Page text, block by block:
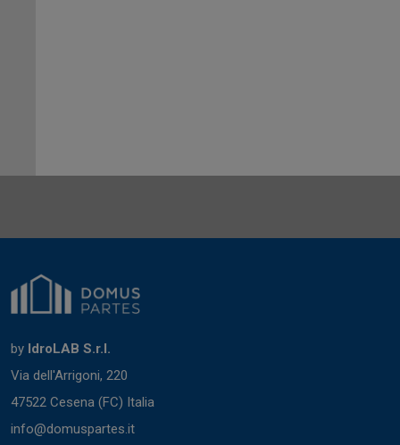
by IdroLAB S.r.l.
Via dell'Arrigoni, 220
47522 Cesena (FC) Italia
info@domuspartes.it